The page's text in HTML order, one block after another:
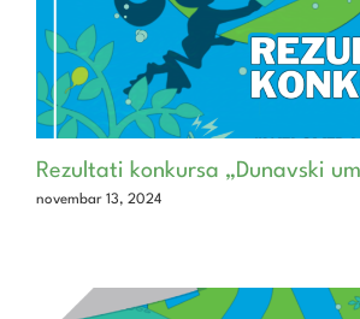
Rezultati konkursa „Dunavski
novembar 13, 2024